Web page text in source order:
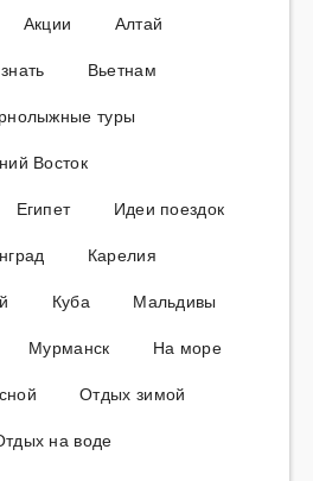
Акции
Алтай
Вьетнам
туры
Восток
Египет
Идеи поездок
Карелия
Куба
Мальдивы
Мурманск
На море
Отдых зимой
на воде